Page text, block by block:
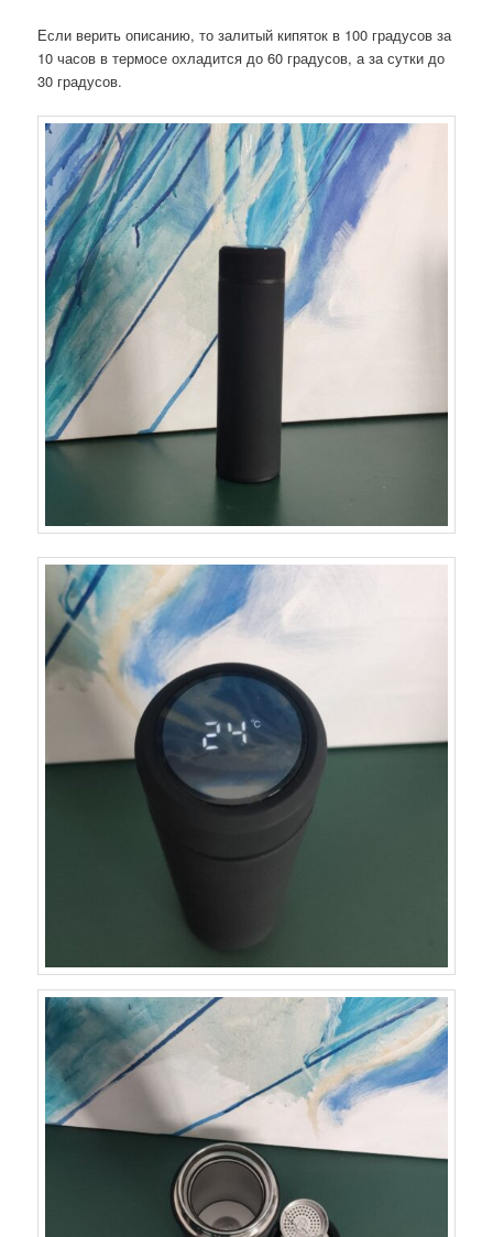
Если верить описанию, то залитый кипяток в 100 градусов за
10 часов в термосе охладится до 60 градусов, а за сутки до
30 градусов.